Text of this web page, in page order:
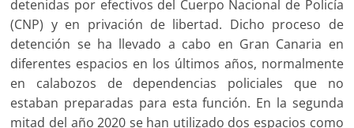
detenidas por efectivos del Cuerpo Nacional de Policía
(CNP) y en privación de libertad. Dicho proceso de
detención se ha llevado a cabo en Gran Canaria en
diferentes espacios en los últimos años, normalmente
en calabozos de dependencias policiales que no
estaban preparadas para esta función. En la segunda
mitad del año 2020 se han utilizado dos espacios como